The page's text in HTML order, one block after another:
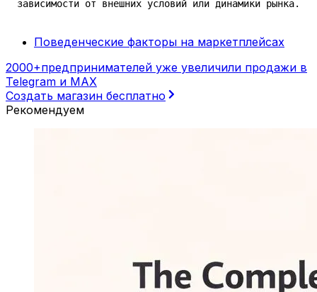
Поведенческие факторы на маркетплейсах
2000+предпринимателей уже увеличили продажи в
Telegram и MAX
Создать магазин бесплатно
Рекомендуем